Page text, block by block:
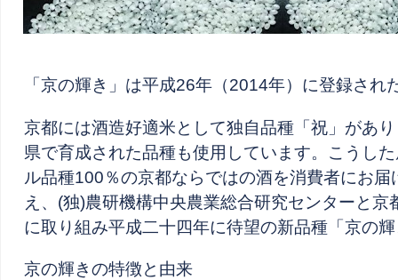
「京の輝き」は平成26年（2014年）に登録され
京都には酒造好適米として独自品種「祝」があ
県で育成された品種も使用しています。こうし
ル品種100％の京都ならではの酒を消費者にお
え、(独)農研機構中央農業総合研究センターと
に取り組み平成二十四年に待望の新品種「京の
京の輝きの特徴と由来